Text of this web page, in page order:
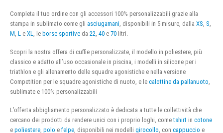
Completa il tuo ordine con gli accessori 100% personalizzabili grazie alla
stampa in sublimato come gli asciugamani , disponibili in 5 misure, dalla XS S
M L e XL , le borse sportive da 22 40 e 70 litri.
Scopri la nostra offera di cuffie personalizzate, il modello in poliestere, più
classico e adatto all’uso occasionale in piscina, i modelli in silicone per i
triathlon e gli allenamento delle squadre agonistiche e nella versione
Competition per le squadre agonistiche di nuoto, e le calottine da pallanuoto,
sublimate e 100% personalizzabili
L’offerta abbigliamento personalizzato è dedicata a tutte le collettività che
cercano dei prodotti da rendere unici con i proprio loghi, cometshirt in cotone
e poliestere, polo e felpe, disponibili nei modelli girocollo, con cappuccio e